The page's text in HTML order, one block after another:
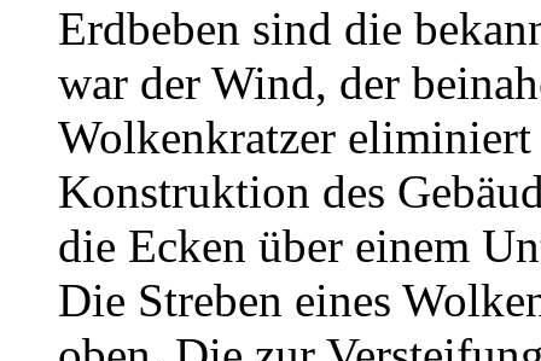
Erdbeben sind die
war der Wind, der
Wolkenkratzer
Konstruktion des
die Ecken über einem
Die Streben eines